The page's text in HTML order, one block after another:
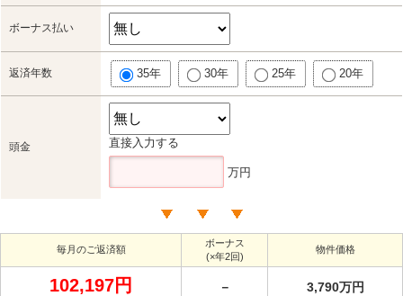
ボーナス払い
返済年数 35年 30年 25年 20年
頭金 直接入力する
万円
毎月のご返済額
ボーナス
(×年2回)
物件価格
102,197円 － 3,790万円